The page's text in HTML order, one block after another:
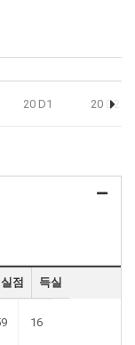
20 D1 20 D2
실점 득실
16